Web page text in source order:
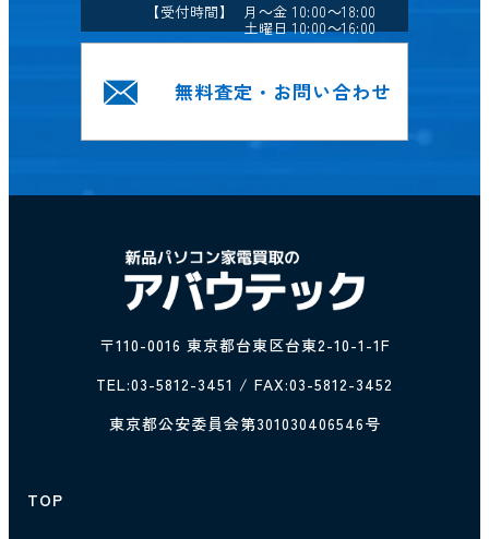
【受付時間】 月～金 10:00～18:00
土曜日 10:00～16:00
無料査定・お問い合わせ
〒110-0016 東京都台東区台東2-10-1-1F
TEL:03-5812-3451 / FAX:03-5812-3452
東京都公安委員会第301030406546号
TOP